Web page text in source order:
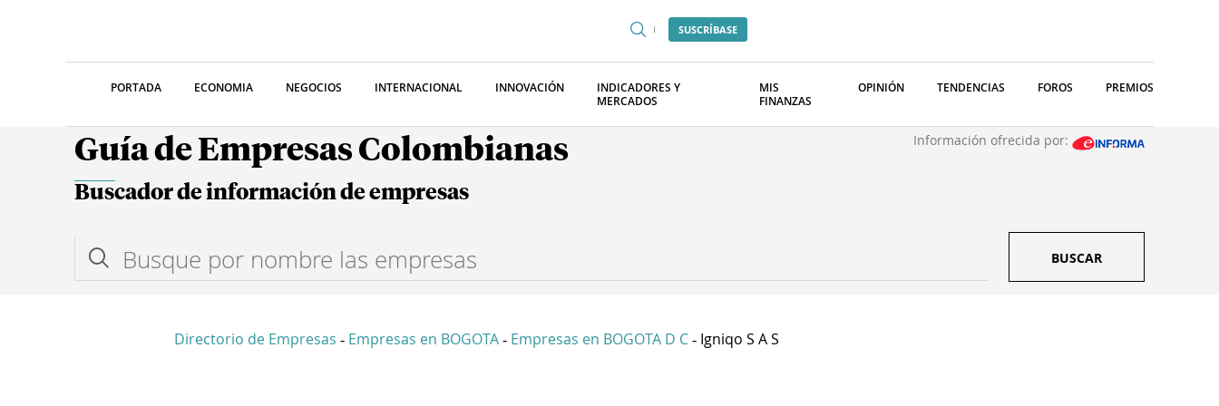
SUSCRÍBASE
PORTADA ECONOMIA NEGOCIOS INTERNACIONAL INNOVACIÓN
INDICADORES Y
MERCADOS
MIS
FINANZAS
OPINIÓN TENDENCIAS FOROS PREMIOS
Guía de Empresas Colombianas Información ofrecida por:
Buscador de información de empresas
BUSCAR
Directorio de Empresas - Empresas en BOGOTA - Empresas en BOGOTA D C - Igniqo S A S